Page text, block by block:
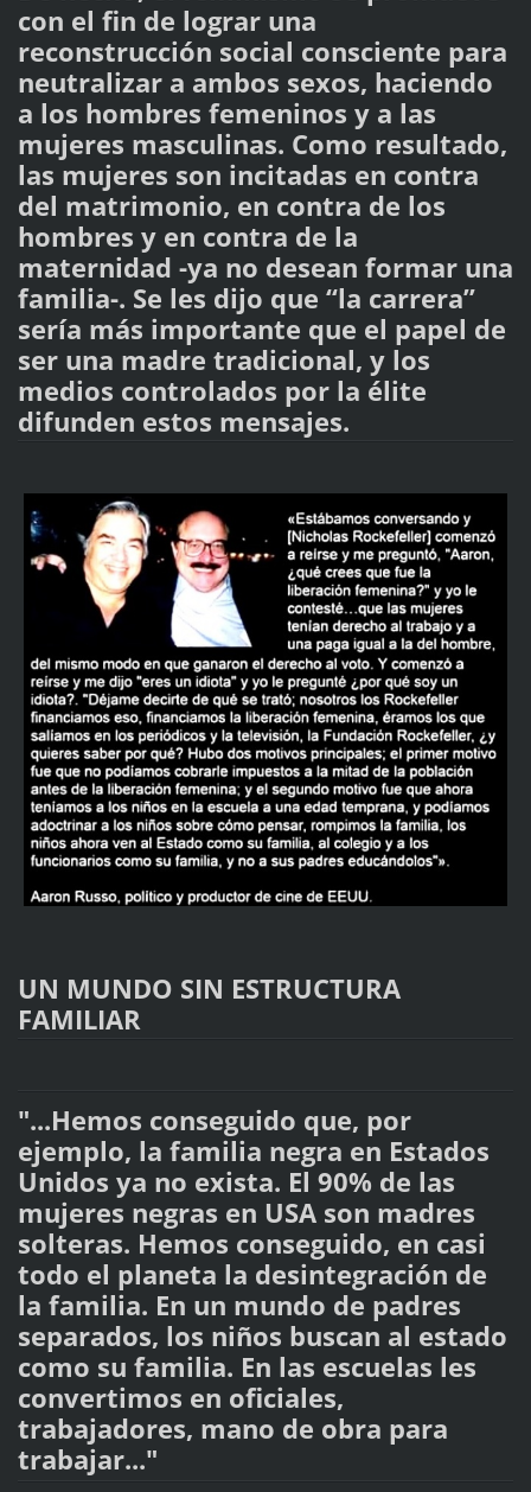
con el fin de lograr una
reconstrucción social consciente para
neutralizar a ambos sexos, haciendo
a los hombres femeninos y a las
mujeres masculinas. Como resultado,
las mujeres son incitadas en contra
del matrimonio, en contra de los
hombres y en contra de la
maternidad -ya no desean formar una
familia-. Se les dijo que “la carrera”
sería más importante que el papel de
ser una madre tradicional, y los
medios controlados por la élite
difunden estos mensajes.
UN MUNDO SIN ESTRUCTURA
FAMILIAR
"...Hemos conseguido que, por
ejemplo, la familia negra en Estados
Unidos ya no exista. El 90% de las
mujeres negras en USA son madres
solteras. Hemos conseguido, en casi
todo el planeta la desintegración de
la familia. En un mundo de padres
separados, los niños buscan al estado
como su familia. En las escuelas les
convertimos en oficiales,
trabajadores, mano de obra para
trabajar..."